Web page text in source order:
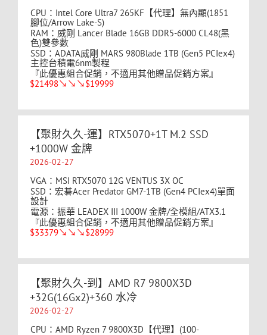
CPU：Intel Core Ultra7 265KF【代理】無內顯(1851
腳位/Arrow Lake-S)
RAM：威剛 Lancer Blade 16GB DDR5-6000 CL48(黑
色)雙參數
SSD：ADATA威剛 MARS 980Blade 1TB (Gen5 PCIex4)
主控台積電6nm製程
『此優惠組合促銷，不適用其他贈品促銷方案』
$21498↘↘↘$19999
【聚財久久-運】RTX5070+1T M.2 SSD
+1000W 金牌
2026-02-27
VGA：MSI RTX5070 12G VENTUS 3X OC
SSD：宏碁Acer Predator GM7-1TB (Gen4 PCIex4)單面
設計
電源：振華 LEADEX III 1000W 金牌/全模組/ATX3.1
『此優惠組合促銷，不適用其他贈品促銷方案』
$33379↘↘↘$28999
【聚財久久-到】AMD R7 9800X3D
+32G(16Gx2)+360 水冷
2026-02-27
CPU：AMD Ryzen 7 9800X3D【代理】(100-